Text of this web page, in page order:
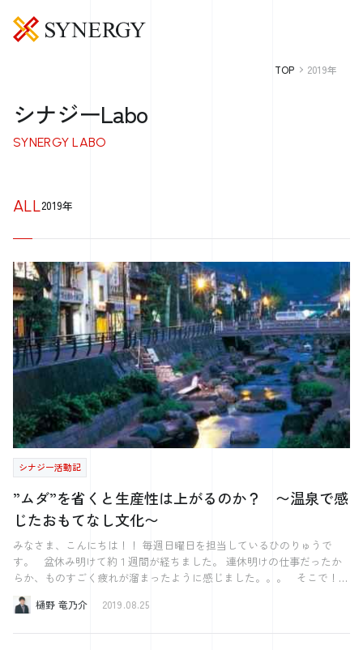
シナジーLabo
SYNERGY LABO
TOP 2019年
ALL2019年
シナジー活動記
”ムダ”を省くと生産性は上がるのか？ 〜温泉で感
じたおもてなし文化〜
みなさま、こんにちは！！ 毎週日曜日を担当しているひのりゅうで
す。 盆休み明けて約１週間が経ちました。 連休明けの仕事だったか
らか、ものすごく疲れが溜まったように感じました。。。 そこで！！
先日の休みに島根県松江市にある玉造温泉に行ってきました！！ 実は
私温泉がとても好きでして、、、 大学時代からよく温泉に行っており
樋野 竜乃介 2019.08.25